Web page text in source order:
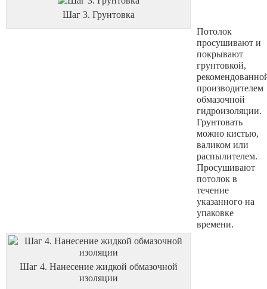
Шаг 3. Грунтовка
Потолок
просушивают и
покрывают
грунтовкой,
производителем
обмазочной
гидроизоляции.
Грунтовать
можно кистью,
валиком или
распылителем.
Просушивают
потолок в
течение
указанного на
упаковке
времени.
Шаг 4. Нанесение жидкой обмазочной
изоляции